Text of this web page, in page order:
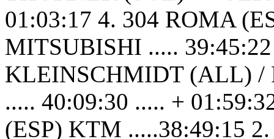
01:03:17 4. 304 ROMA
MITSUBISHI .....
KLEINSCHMIDT (ALL) /
..... 40:09:30 ..... +
(ESP) KTM .....38:49:15